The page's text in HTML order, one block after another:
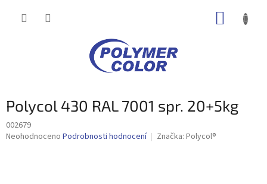
Polycol 430 RAL 7001 spr. 20+5kg
002679
Průměrné
Neohodnoceno Podrobnosti hodnocení Značka: Polycol®